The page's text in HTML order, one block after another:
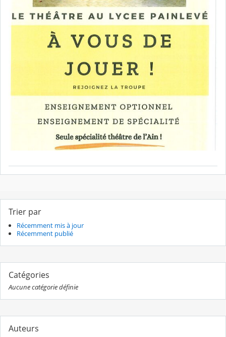
Trier par
Récemment mis à jour
Récemment publié
Catégories
Aucune catégorie définie
Auteurs